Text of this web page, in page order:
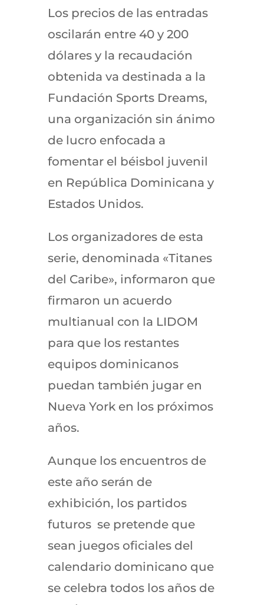
Los precios de las entradas
oscilarán entre 40 y 200
dólares y la recaudación
obtenida va destinada a la
Fundación Sports Dreams,
una organización sin ánimo
de lucro enfocada a
fomentar el béisbol juvenil
en República Dominicana y
Estados Unidos.
Los organizadores de esta
serie, denominada «Titanes
del Caribe», informaron que
firmaron un acuerdo
multianual con la LIDOM
para que los restantes
equipos dominicanos
puedan también jugar en
Nueva York en los próximos
años.
Aunque los encuentros de
este año serán de
exhibición, los partidos
futuros se pretende que
sean juegos oficiales del
calendario dominicano que
se celebra todos los años de